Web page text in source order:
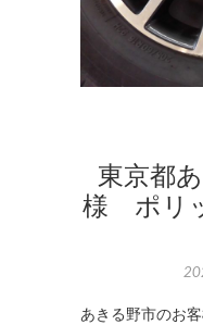
東京都
様 ポリ
あきる野市のお